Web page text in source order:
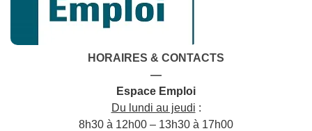
HORAIRES & CONTACTS
—
Espace Emploi
Du lundi au jeudi :
8h30 à 12h00 – 13h30 à 17h00